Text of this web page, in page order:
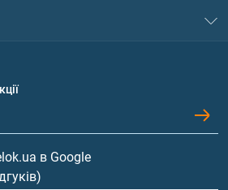
зволоженість та
та капіляри;
всмоктуванню корисних
в Google